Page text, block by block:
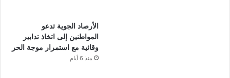
الأرصاد الجوية تدعو
المواطنين إلى اتخاذ تدابير
وقائية مع استمرار موجة الحر
منذ 6 أيام